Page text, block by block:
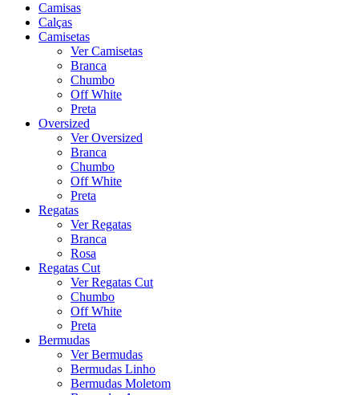
Camisas
Calças
Camisetas
Ver Camisetas
Branca
Chumbo
Off White
Preta
Oversized
Ver Oversized
Branca
Chumbo
Off White
Preta
Regatas
Ver Regatas
Branca
Rosa
Regatas Cut
Ver Regatas Cut
Chumbo
Off White
Preta
Bermudas
Ver Bermudas
Bermudas Linho
Bermudas Moletom